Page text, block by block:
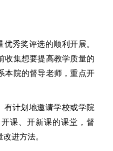
秀奖评选的顺利开展。
收集想要提高教学质量的
本院的督导老师，重点开
有计划地邀请学校或学院
课、开新课的课堂，督
进方法。